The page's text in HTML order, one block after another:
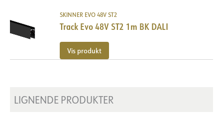
SKINNER EVO 48V ST2
Track Evo 48V ST2 1m BK DALI
Vis produkt
LIGNENDE PRODUKTER